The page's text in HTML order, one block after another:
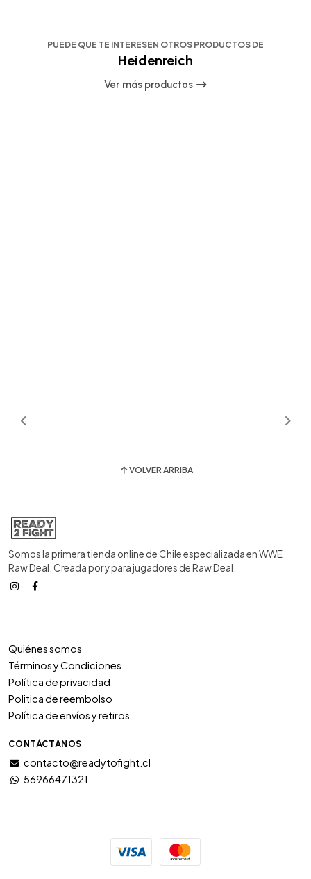
PUEDE QUE TE INTERESEN OTROS PRODUCTOS DE
Heidenreich
Ver más productos
VOLVER ARRIBA
Somos la primera tienda online de Chile especializada en WWE
Raw Deal. Creada por y para jugadores de Raw Deal.
Quiénes somos
Términos y Condiciones
Política de privacidad
Politica de reembolso
Política de envíos y retiros
CONTÁCTANOS
contacto@readytofight.cl
56966471321